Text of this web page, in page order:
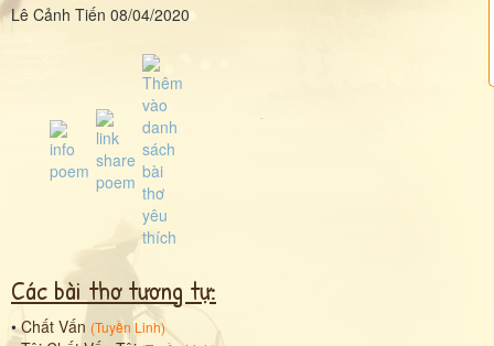
Lê Cảnh Tiến 08/04/2020
Các bài thơ tương tự:
•Chất Vấn (Tuyền Linh)